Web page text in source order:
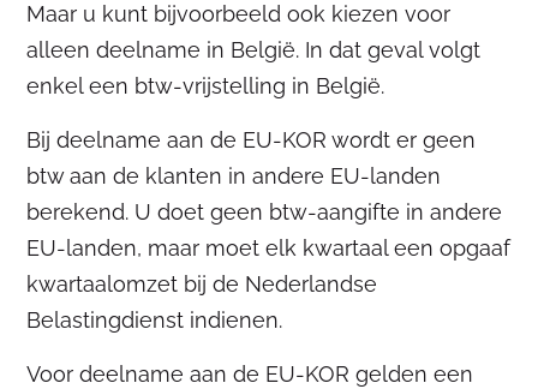
Maar u kunt bijvoorbeeld ook kiezen voor
alleen deelname in België. In dat geval volgt
enkel een btw-vrijstelling in België.
Bij deelname aan de EU-KOR wordt er geen
btw aan de klanten in andere EU-landen
berekend. U doet geen btw-aangifte in andere
EU-landen, maar moet elk kwartaal een opgaaf
kwartaalomzet bij de Nederlandse
Belastingdienst indienen.
Voor deelname aan de EU-KOR gelden een